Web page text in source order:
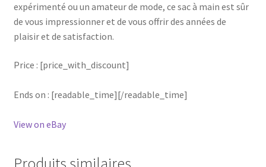
expérimenté ou un amateur de mode, ce sac à main est sûr
de vous impressionner et de vous offrir des années de
plaisir et de satisfaction.
Price : [price_with_discount]
Ends on : [readable_time][/readable_time]
View on eBay